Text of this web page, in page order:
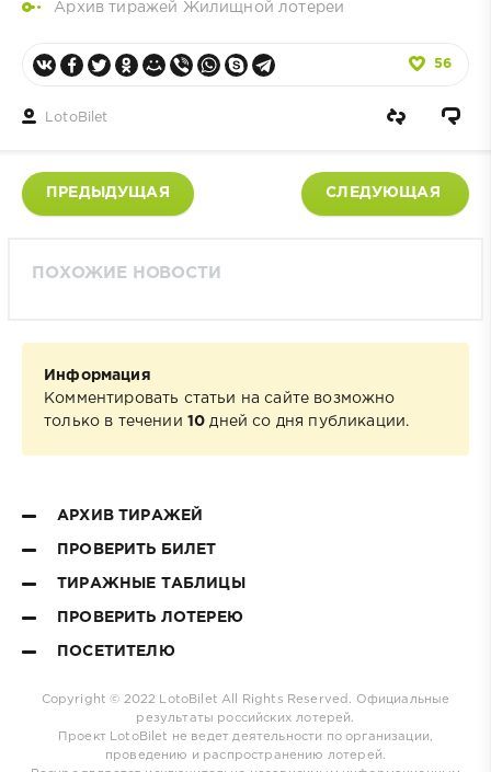
Архив тиражей Жилищной лотереи
56
LotoBilet
ПРЕДЫДУЩАЯ СЛЕДУЮЩАЯ
ПОХОЖИЕ НОВОСТИ
Информация
Комментировать статьи на сайте возможно
только в течении 10 дней со дня публикации.
АРХИВ ТИРАЖЕЙ
ПРОВЕРИТЬ БИЛЕТ
ТИРАЖНЫЕ ТАБЛИЦЫ
ПРОВЕРИТЬ ЛОТЕРЕЮ
ПОСЕТИТЕЛЮ
Copyright © 2022 LotoBilet All Rights Reserved. Официальные
результаты российских лотерей.
Проект
LotoBilet не ведет деятельности по организации,
проведению и распространению лотерей.